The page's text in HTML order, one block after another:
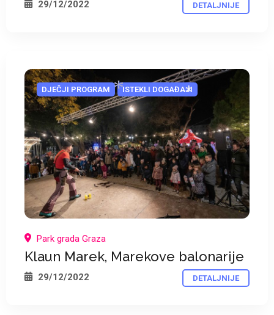
29/12/2022 DETALJNIJE
DJEČJI PROGRAM ISTEKLI DOGAĐAJI
Park grada Graza
Klaun Marek, Marekove balonarije
29/12/2022 DETALJNIJE
*
*